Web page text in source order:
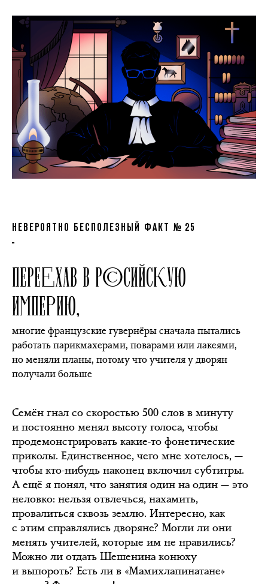
НЕВЕРОЯТНО БЕСПОЛЕЗНЫЙ ФАКТ № 25
ПЕРЕЕХАВ В РОССИЙСКУЮ
ИМПЕРИЮ,
многие французские гувернёры сначала пытались
работать парикмахерами, поварами или лакеями,
но меняли планы, потому что учителя у дворян
получали больше
Семён гнал со скоростью 500 слов в минуту
и постоянно менял высоту голоса, чтобы
продемонстрировать какие-то фонетические
приколы. Единственное, чего мне хотелось, —
чтобы кто-нибудь наконец включил субтитры.
А ещё я понял, что занятия один на один — это
неловко: нельзя отвлечься, нахамить,
провалиться сквозь землю. Интересно, как
с этим справлялись дворяне? Могли ли они
менять учителей, которые им не нравились?
Можно ли отдать Шешенина конюху
и выпороть? Есть ли в «Мамихлапинатане»